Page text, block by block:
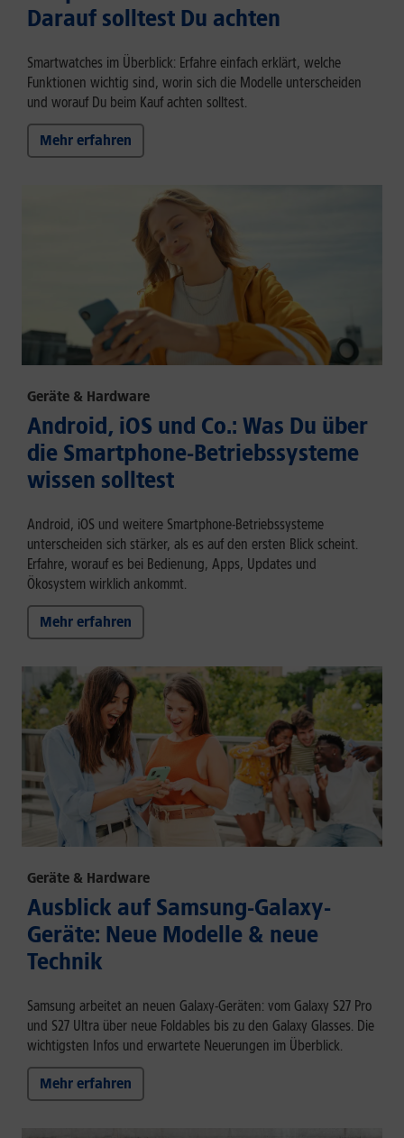
Darauf solltest Du achten
Smartwatches im Überblick: Erfahre einfach erklärt, welche
Funktionen wichtig sind, worin sich die Modelle unterscheiden
und worauf Du beim Kauf achten solltest.
Mehr erfahren
Geräte & Hardware
Android, iOS und Co.: Was Du über
die Smartphone-Betriebssysteme
wissen solltest
Android, iOS und weitere Smartphone-Betriebssysteme
unterscheiden sich stärker, als es auf den ersten Blick scheint.
Erfahre, worauf es bei Bedienung, Apps, Updates und
Ökosystem wirklich ankommt.
Mehr erfahren
Geräte & Hardware
Ausblick auf Samsung-Galaxy-
Geräte: Neue Modelle & neue
Technik
Samsung arbeitet an neuen Galaxy-Geräten: vom Galaxy S27 Pro
und S27 Ultra über neue Foldables bis zu den Galaxy Glasses. Die
wichtigsten Infos und erwartete Neuerungen im Überblick.
Mehr erfahren